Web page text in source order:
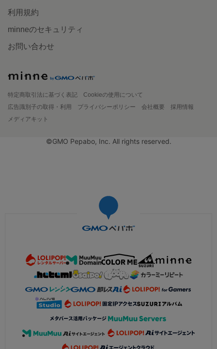
利用規約
minneのセキュリティ
お問い合わせ
特定商取引法に基づく表記
Cookieの使用について
広告識別子の取得・利用
プライバシーポリシー 会社概要
採用情報
メディアキット
©GMO Pepabo, Inc. All rights reserved.